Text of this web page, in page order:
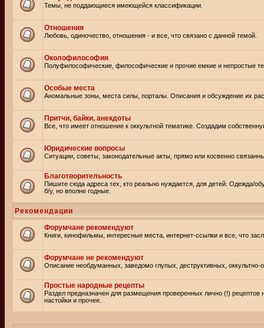
Темы, не поддающиеся имеющейся классификации.
Отношения
Любовь, одиночество, отношения - и все, что связано с данной темой.
Околофилософия
Полуфилософические, философические и прочие емкие и непростые
Особые места
Аномальные зоны, места силы, порталы. Описания и обсуждение их
Притчи, байки, анекдоты
Все, что имеет отношение к оккультной тематике. Создадим
Юридические вопросы
Ситуации, советы, законодательные акты, прямо или косвенно
Благотворительность
Пишите сюда адреса тех, кто реально нуждается, для детей. Одежда/
б/у, но вполне годные.
Рекомендации
Форумчане рекомендуют
Книги, кинофильмы, интересные места, интернет-ссылки и все, что
Форумчане не рекомендуют
Описание необдуманных, заведомо глупых, деструктивных, оккультно-
Простые народные рецепты
Раздел предназначен для размещения проверенных лично (!)
настойки и прочее.